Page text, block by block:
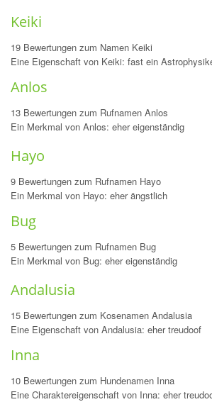
Keiki
19 Bewertungen zum Namen Keiki
Eine Eigenschaft von Keiki: fast ein
Anlos
13 Bewertungen zum Rufnamen Anlos
Ein Merkmal von Anlos: eher eigenständig
Hayo
9 Bewertungen zum Rufnamen Hayo
Ein Merkmal von Hayo: eher ängstlich
Bug
5 Bewertungen zum Rufnamen Bug
Ein Merkmal von Bug: eher eigenständig
Andalusia
15 Bewertungen zum Kosenamen Andalusia
Eine Eigenschaft von Andalusia: eher treudoof
Inna
10 Bewertungen zum Hundenamen Inna
Eine Charaktereigenschaft von Inna: eher